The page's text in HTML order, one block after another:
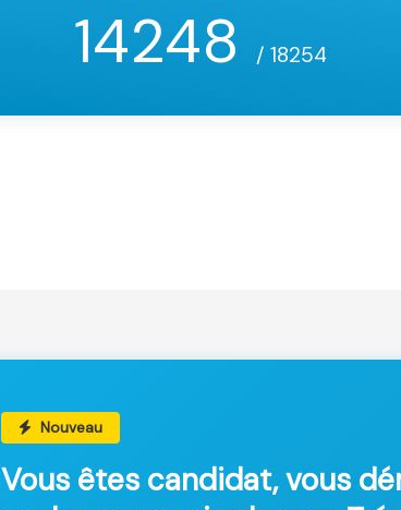
14248 / 18254
Nouveau
Vous êtes candidat, vous